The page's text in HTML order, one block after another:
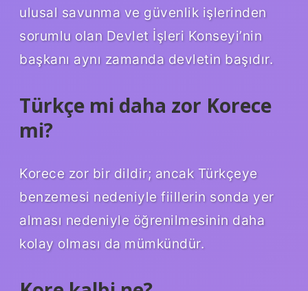
ulusal savunma ve güvenlik işlerinden
sorumlu olan Devlet İşleri Konseyi’nin
başkanı aynı zamanda devletin başıdır.
Türkçe mi daha zor Korece
mi?
Korece zor bir dildir; ancak Türkçeye
benzemesi nedeniyle fiillerin sonda yer
alması nedeniyle öğrenilmesinin daha
kolay olması da mümkündür.